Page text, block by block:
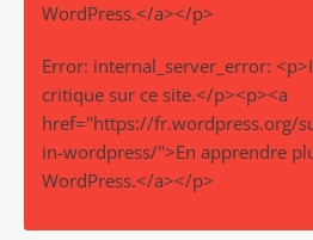
WordPress.</a></p>
Error: internal_server_error:
critique sur ce site.</p><p><a
href="https://fr.wordpress.org/
in-wordpress/">En apprendre
WordPress.</a></p>